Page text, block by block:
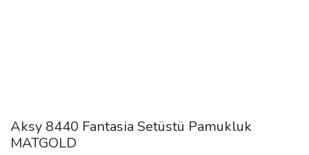
Aksy 8440 Fantasia Setüstü Pamukluk
MATGOLD